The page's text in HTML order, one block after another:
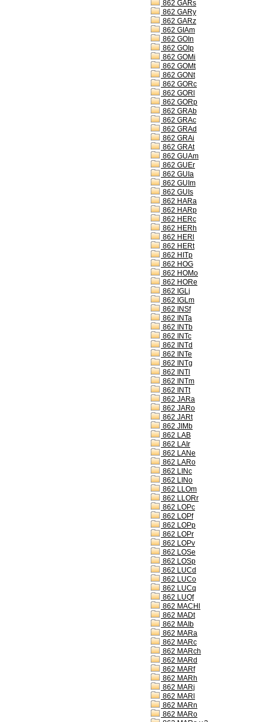
862 GARs
862 GARy
862 GARz
862 GIAm
862 GOIn
862 GOIp
862 GOMi
862 GOMt
862 GONt
862 GORc
862 GORl
862 GORp
862 GRAb
862 GRAc
862 GRAd
862 GRAi
862 GRAt
862 GUAm
862 GUEr
862 GUIa
862 GUIm
862 GUIs
862 HARa
862 HARp
862 HERc
862 HERh
862 HERl
862 HERt
862 HITp
862 HOG
862 HOMo
862 HORe
862 IGLj
862 IGLm
862 INSf
862 INTa
862 INTb
862 INTc
862 INTd
862 INTe
862 INTg
862 INTl
862 INTm
862 INTt
862 JARa
862 JARo
862 JARt
862 JIMb
862 LAB
862 LAIr
862 LANe
862 LARo
862 LINc
862 LINo
862 LLOm
862 LLORr
862 LOPc
862 LOPf
862 LOPp
862 LOPr
862 LOPv
862 LOSe
862 LOSp
862 LUCd
862 LUCo
862 LUCq
862 LUQf
862 MACHl
862 MADt
862 MAIb
862 MARa
862 MARc
862 MARch
862 MARd
862 MARf
862 MARh
862 MARj
862 MARl
862 MARn
862 MARo